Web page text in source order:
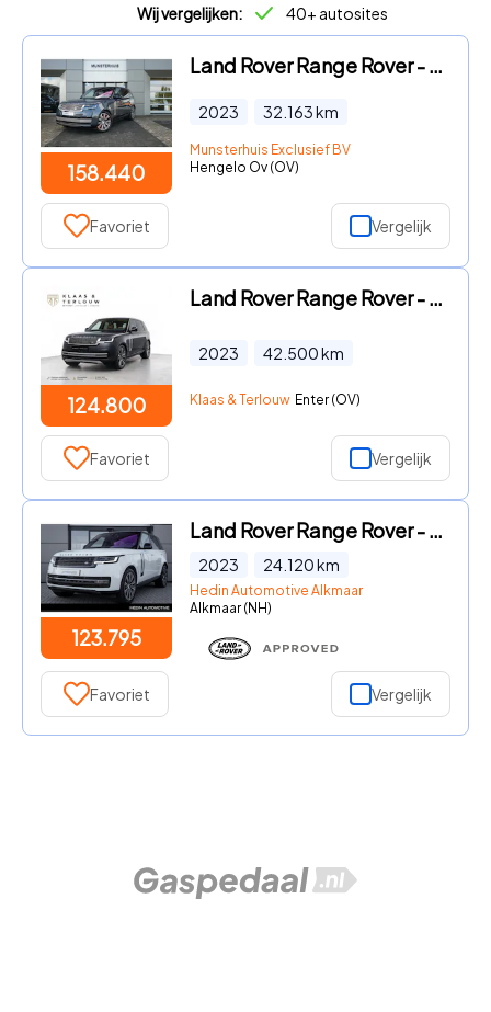
Wij vergelijken: 40+ autosites
158.440
Land Rover Range Rover - 3.0 P510e SV PHEV | Massage stoelen | Elektrische trekhaak |
2023 32.163km
Munsterhuis Exclusief BV
Hengelo Ov (OV)
Favoriet Vergelijk
124.800
Land Rover Range Rover - 3.0 P510e Autobiography PHEV | 4 Weel Sturing | Executive Se
2023 42.500km
Klaas & Terlouw Enter (OV)
Favoriet Vergelijk
123.795
Land Rover Range Rover - P510e Autobiography l Deep Garnet Leather l Shadow Pack l 24
2023 24.120km
Hedin Automotive Alkmaar
Alkmaar (NH)
Favoriet Vergelijk